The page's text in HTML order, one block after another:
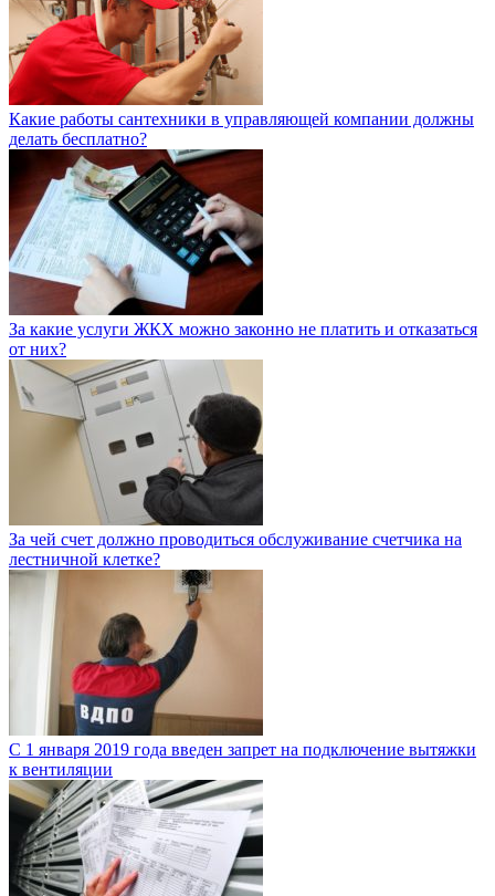
Какие работы сантехники в управляющей компании должны
делать бесплатно?
За какие услуги ЖКХ можно законно не платить и отказаться
от них?
За чей счет должно проводиться обслуживание счетчика на
лестничной клетке?
С 1 января 2019 года введен запрет на подключение вытяжки
к вентиляции